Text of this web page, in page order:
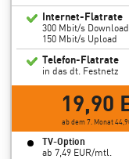
Internet-Flatrate
300 Mbit/s Download
150 Mbit/s Upload
Telefon-Flatrate
in das dt. Festnetz
19,90
ab dem 7. Monat
TV-Option
ab 7,49 EUR/mtl.